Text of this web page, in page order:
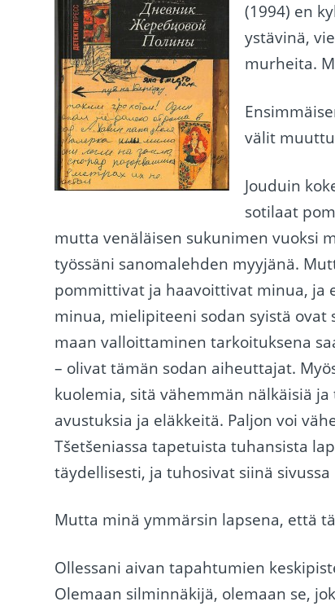
(1994) en
ystävinä,
murheita.
välit
Jouduin
sotilaat
mutta venäläisen sukunimen vuoksi
työssäni sanomalehden myyjänä.
pommittivat ja haavoittivat minua,
minua, mielipiteeni sodan syistä
maan valloittaminen tarkoituksena
– olivat tämän sodan aiheuttajat.
kuolemia, sitä vähemmän nälkäisiä
avustuksia ja eläkkeitä. Paljon voi
Tšetšeniassa tapetuista tuhansista
täydellisesti, ja tuhosivat siinä
Mutta minä ymmärsin lapsena, että
Ollessani aivan tapahtumien
Olemaan silminnäkijä, olemaan se,